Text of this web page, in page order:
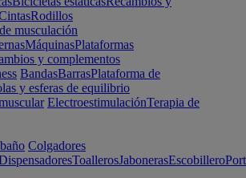
Rodillos
musculación
MáquinasPlataformas
y complementos
BandasBarrasPlataforma de
y esferas de equilibrio
ElectroestimulaciónTerapia de
Colgadores
ToallerosJabonerasEscobillero